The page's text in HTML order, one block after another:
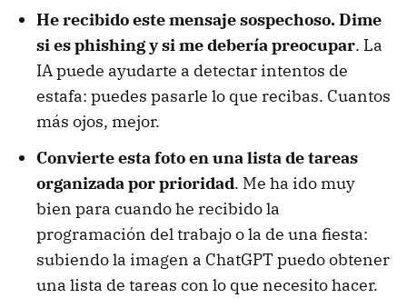
He recibido este mensaje sospechoso. Dime
si es phishing y si me debería preocupar. La
IA puede ayudarte a detectar intentos de
estafa: puedes pasarle lo que recibas. Cuantos
más ojos, mejor.
Convierte esta foto en una lista de tareas
organizada por prioridad. Me ha ido muy
bien para cuando he recibido la
programación del trabajo o la de una fiesta:
subiendo la imagen a ChatGPT puedo obtener
una lista de tareas con lo que necesito hacer.